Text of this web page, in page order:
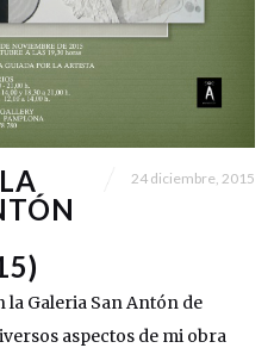
24 diciembre, 2015
la Galeria San Antón de
aspectos de mi obra